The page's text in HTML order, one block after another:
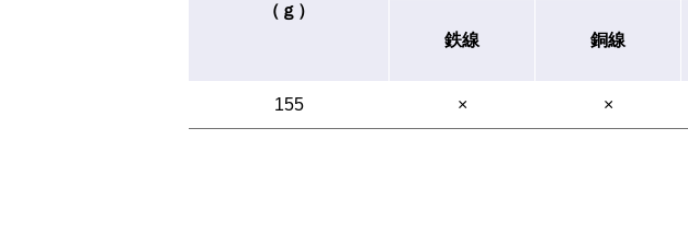
（ｇ）
鉄線 銅線
155 × ×